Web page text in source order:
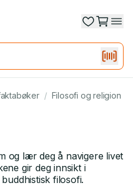
/ Filosofi og religion
og lær deg å navigere livet
gir deg innsikt i
filosofi.